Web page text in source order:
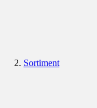
Sortiment